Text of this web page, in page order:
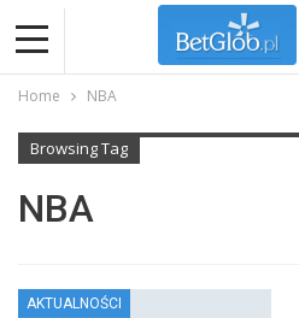
Home NBA
Browsing Tag
NBA
AKTUALNOŚCI